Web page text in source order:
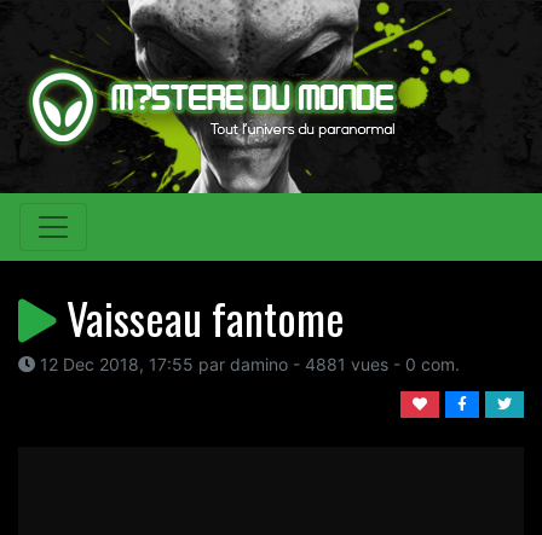
Vaisseau fantome
12 Dec 2018, 17:55 par damino - 4881 vues - 0 com.